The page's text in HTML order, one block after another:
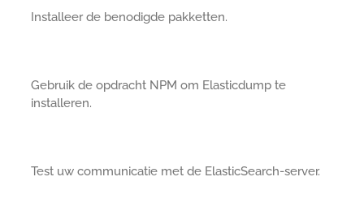
Installeer de benodigde pakketten.
Gebruik de opdracht NPM om Elasticdump te
installeren.
Test uw communicatie met de ElasticSearch-server.